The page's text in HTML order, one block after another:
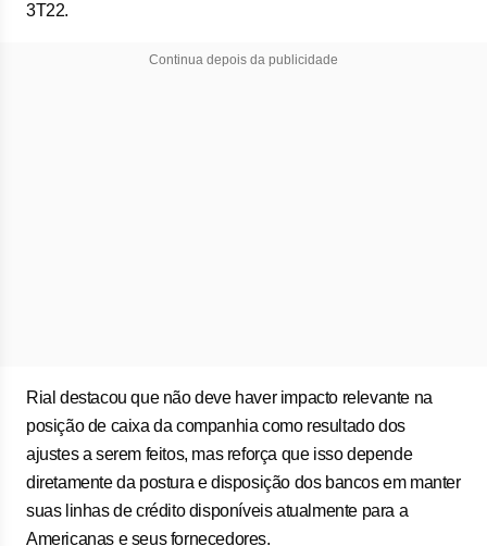
3T22.
Continua depois da publicidade
Rial destacou que não deve haver impacto relevante na
posição de caixa da companhia como resultado dos
ajustes a serem feitos, mas reforça que isso depende
diretamente da postura e disposição dos bancos em manter
suas linhas de crédito disponíveis atualmente para a
Americanas e seus fornecedores.